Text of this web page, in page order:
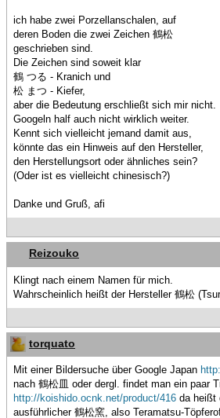
ich habe zwei Porzellanschalen, auf
deren Boden die zwei Zeichen 鶴松
geschrieben sind.
Die Zeichen sind soweit klar
鶴 つる - Kranich und
松 まつ - Kiefer,
aber die Bedeutung erschließt sich mir nicht.
Googeln half auch nicht wirklich weiter.
Kennt sich vielleicht jemand damit aus,
könnte das ein Hinweis auf den Hersteller,
den Herstellungsort oder ähnliches sein?
(Oder ist es vielleicht chinesisch?)
Danke und Gruß, afi
Reizouko
Klingt nach einem Namen für mich.
Wahrscheinlich heißt der Hersteller 鶴松
torquato
Mit einer Bildersuche über Google Japan
nach 鶴松皿 oder dergl. findet man ein paar
http://koishido.ocnk.net/product/416 da heißt
ausführlicher 鶴松窯, also Teramatsu-